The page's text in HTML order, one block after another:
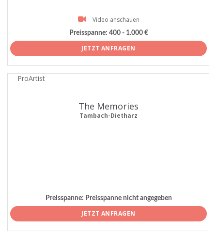
Video anschauen
Preisspanne: 400 - 1.000 €
JETZT ANFRAGEN
ProArtist
The Memories
Tambach-Dietharz
Preisspanne: Preisspanne nicht angegeben
JETZT ANFRAGEN